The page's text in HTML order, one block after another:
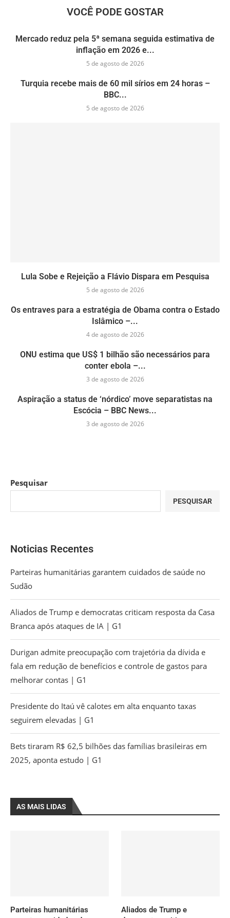
VOCÊ PODE GOSTAR
Mercado reduz pela 5ª semana seguida estimativa de
inflação em 2026 e...
5 de agosto de 2026
Turquia recebe mais de 60 mil sírios em 24 horas –
BBC...
5 de agosto de 2026
Lula Sobe e Rejeição a Flávio Dispara em Pesquisa
5 de agosto de 2026
Os entraves para a estratégia de Obama contra o Estado
Islâmico –...
4 de agosto de 2026
ONU estima que US$ 1 bilhão são necessários para
conter ebola –...
3 de agosto de 2026
Aspiração a status de ‘nórdico’ move separatistas na
Escócia – BBC News...
3 de agosto de 2026
Pesquisar
PESQUISAR
Noticias Recentes
Parteiras humanitárias garantem cuidados de saúde no
Sudão
Aliados de Trump e democratas criticam resposta da Casa
Branca após ataques de IA | G1
Durigan admite preocupação com trajetória da dívida e
fala em redução de benefícios e controle de gastos para
melhorar contas | G1
Presidente do Itaú vê calotes em alta enquanto taxas
seguirem elevadas | G1
Bets tiraram R$ 62,5 bilhões das famílias brasileiras em
2025, aponta estudo | G1
AS MAIS LIDAS
Parteiras humanitárias
Aliados de Trump e